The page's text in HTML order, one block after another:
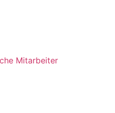
Mitarbeiter